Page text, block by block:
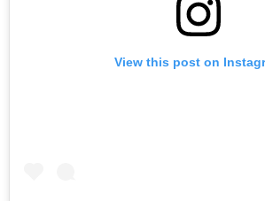
View this post on